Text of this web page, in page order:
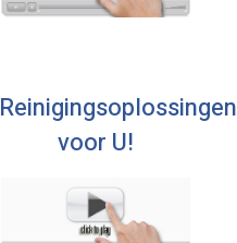
Reinigingsoplossingen
voor U!